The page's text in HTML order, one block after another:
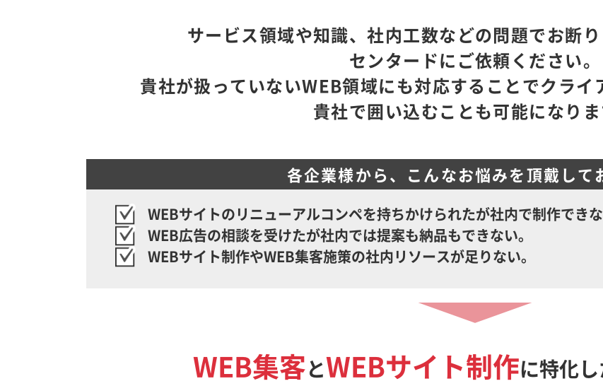
サービス領域や知識、社内工数などの問題でお断り
センタードにご依頼ください。
貴社が扱っていないWEB領域にも対応することでクライ
貴社で囲い込むことも可能になりま
各企業様から、こんなお悩みを頂戴して
WEBサイトのリニューアルコンペを持ちかけられたが社内で制作できな
WEB広告の相談を受けたが社内では提案も納品もできない。
WEBサイト制作やWEB集客施策の社内リソースが足りない。
WEB集客とWEBサイト制作に特化